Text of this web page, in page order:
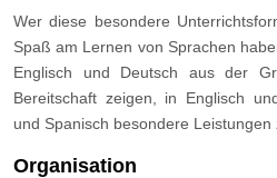
Wer diese besondere
Spaß am Lernen von Sprachen
Englisch und Deutsch aus der
Bereitschaft zeigen, in Englisch
und Spanisch besondere Leistungen
Organisation